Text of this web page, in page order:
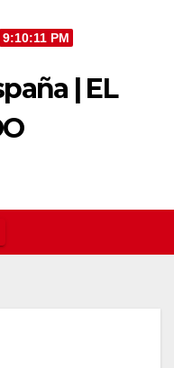
9:10:12 PM
| EL